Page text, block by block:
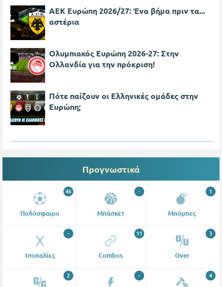
ΑΕΚ Ευρώπη 2026/27: Ένα βήμα πριν τα...
αστέρια
Ολυμπιακός Ευρώπη 2026-27: Στην
Ολλανδία για την πρόκριση!
Πότε παίζουν οι Ελληνικές ομάδες στην
Ευρώπη;
Προγνωστικά
Ποδόσφαιρο
46
Μπάσκετ
-
Μπόμπες
1
Ισοπαλίες
-
Combos
11
Over
3
2 - 4